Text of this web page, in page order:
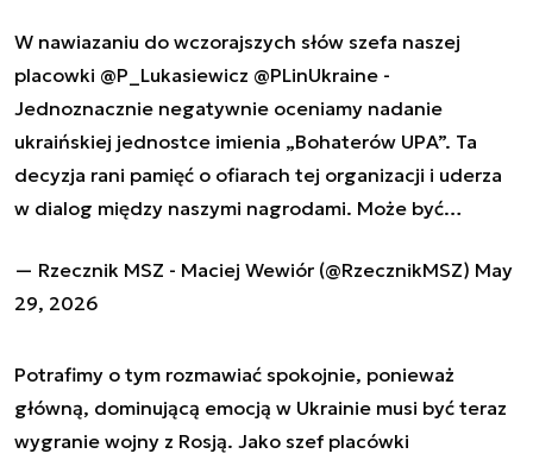
W nawiazaniu do wczorajszych słów szefa naszej
placowki @P_Lukasiewicz @PLinUkraine -
Jednoznacznie negatywnie oceniamy nadanie
ukraińskiej jednostce imienia „Bohaterów UPA”. Ta
decyzja rani pamięć o ofiarach tej organizacji i uderza
w dialog między naszymi nagrodami. Może być…
— Rzecznik MSZ - Maciej Wewiór (@RzecznikMSZ) May
29, 2026
Potrafimy o tym rozmawiać spokojnie, ponieważ
główną, dominującą emocją w Ukrainie musi być teraz
wygranie wojny z Rosją. Jako szef placówki